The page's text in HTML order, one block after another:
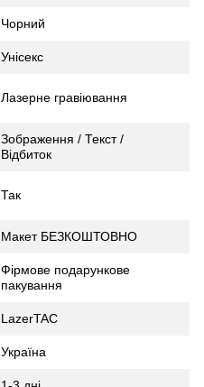
Чорний
Унісекс
Лазерне гравіювання
Зображення / Текст /
Відбиток
Так
Макет БЕЗКОШТОВНО
Фірмове подарункове
пакування
LazerTAC
Україна